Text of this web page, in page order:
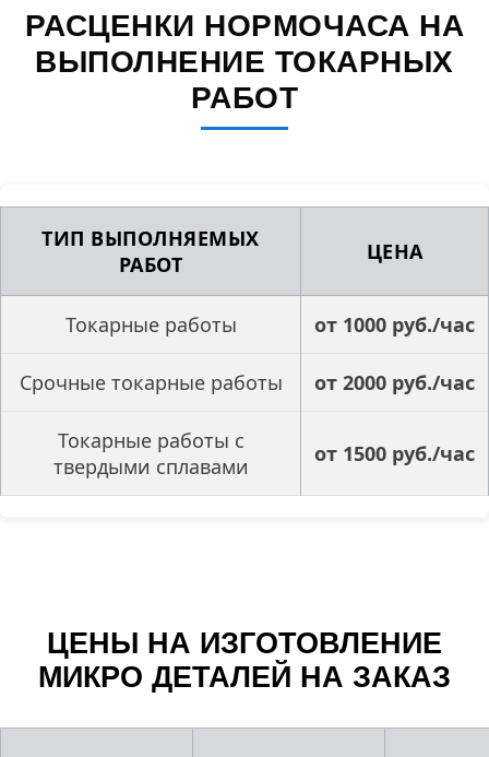
РАСЦЕНКИ НОРМОЧАСА НА
ВЫПОЛНЕНИЕ ТОКАРНЫХ
РАБОТ
ТИП ВЫПОЛНЯЕМЫХ
РАБОТ
ЦЕНА
Токарные работы от 1000 руб./час
Срочные токарные работы от 2000 руб./час
Токарные работы с
твердыми сплавами
от 1500 руб./час
ЦЕНЫ НА ИЗГОТОВЛЕНИЕ
МИКРО ДЕТАЛЕЙ НА ЗАКАЗ